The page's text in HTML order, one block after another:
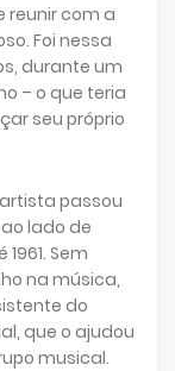
reunir com a
Foi nessa
durante um
– o que teria
seu próprio
passou
lado de
Sem
na música,
do
que o ajudou
musical.